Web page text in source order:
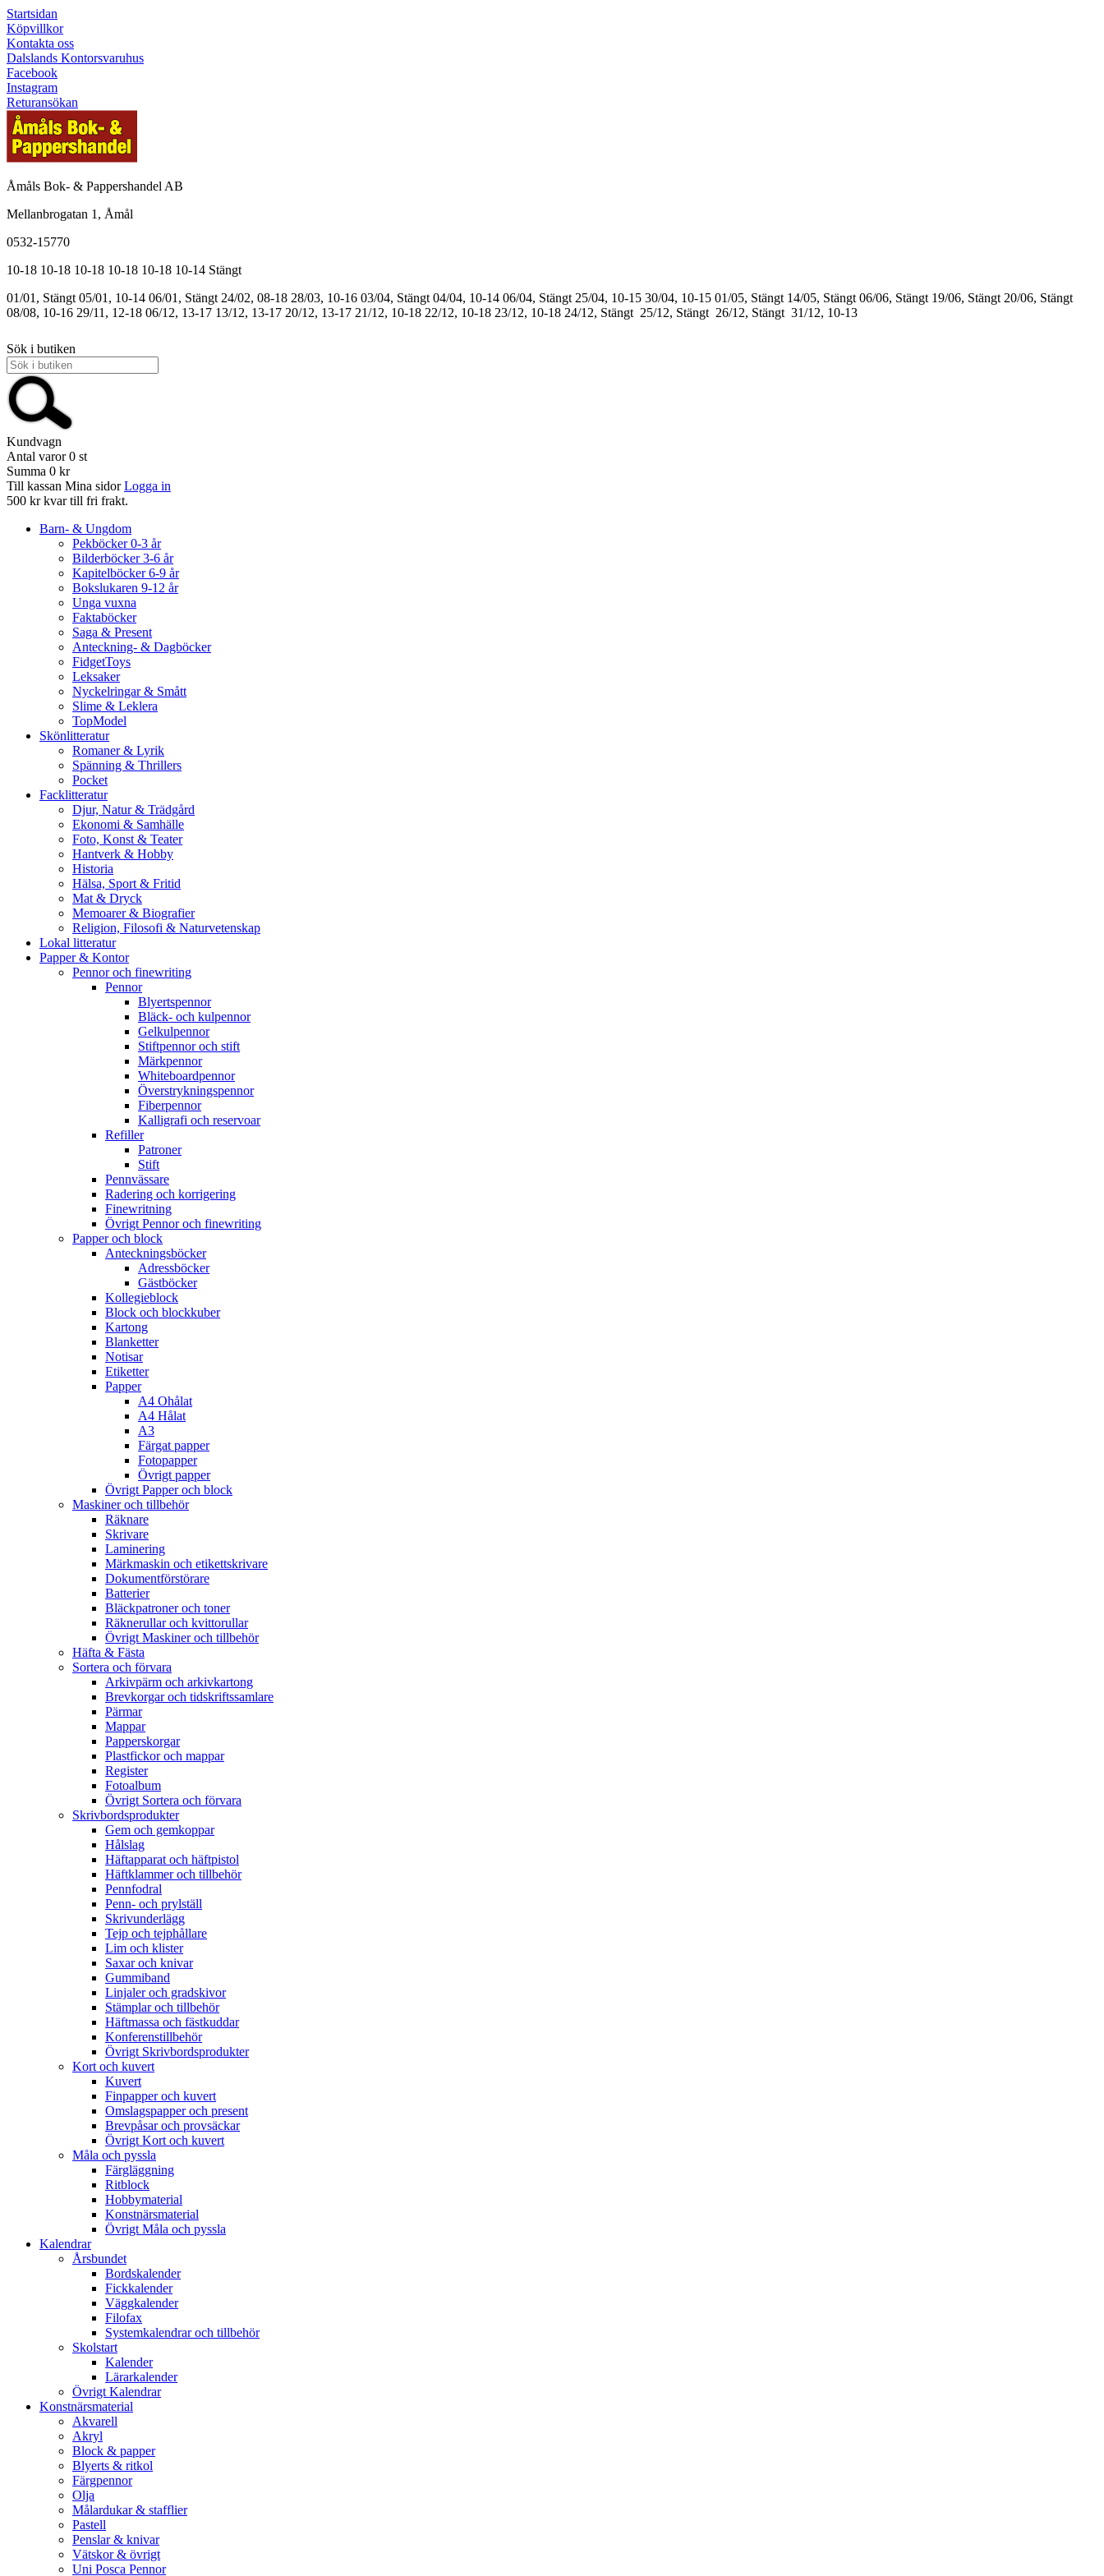
Startsidan
Köpvillkor
Kontakta oss
Dalslands Kontorsvaruhus
Facebook
Instagram
Returansökan
Åmåls Bok- & Pappershandel AB
Mellanbrogatan 1, Åmål
0532-15770
10-18 10-18 10-18 10-18 10-18 10-14 Stängt
01/01, Stängt 05/01, 10-14 06/01, Stängt 24/02, 08-18 28/03, 10-16 03/04, Stängt 04/04, 10-14 06/04, Stängt 25/04, 10-15 30/04, 10-15 01/05, Stängt 14/05, Stängt 06/06, Stängt 19/06, Stängt 20/06, Stängt
08/08, 10-16 29/11, 12-18 06/12, 13-17 13/12, 13-17 20/12, 13-17 21/12, 10-18 22/12, 10-18 23/12, 10-18 24/12, Stängt 25/12, Stängt 26/12, Stängt 31/12, 10-13
Sök i butiken
Kundvagn
Antal varor 0 st
Summa 0 kr
Till kassan Mina sidor Logga in
500 kr kvar till fri frakt.
Barn- & Ungdom
Pekböcker 0-3 år
Bilderböcker 3-6 år
Kapitelböcker 6-9 år
Bokslukaren 9-12 år
Unga vuxna
Faktaböcker
Saga & Present
Anteckning- & Dagböcker
FidgetToys
Leksaker
Nyckelringar & Smått
Slime & Leklera
TopModel
Skönlitteratur
Romaner & Lyrik
Spänning & Thrillers
Pocket
Facklitteratur
Djur, Natur & Trädgård
Ekonomi & Samhälle
Foto, Konst & Teater
Hantverk & Hobby
Historia
Hälsa, Sport & Fritid
Mat & Dryck
Memoarer & Biografier
Religion, Filosofi & Naturvetenskap
Lokal litteratur
Papper & Kontor
Pennor och finewriting
Pennor
Blyertspennor
Bläck- och kulpennor
Gelkulpennor
Stiftpennor och stift
Märkpennor
Whiteboardpennor
Överstrykningspennor
Fiberpennor
Kalligrafi och reservoar
Refiller
Patroner
Stift
Pennvässare
Radering och korrigering
Finewritning
Övrigt Pennor och finewriting
Papper och block
Anteckningsböcker
Adressböcker
Gästböcker
Kollegieblock
Block och blockkuber
Kartong
Blanketter
Notisar
Etiketter
Papper
A4 Ohålat
A4 Hålat
A3
Färgat papper
Fotopapper
Övrigt papper
Övrigt Papper och block
Maskiner och tillbehör
Räknare
Skrivare
Laminering
Märkmaskin och etikettskrivare
Dokumentförstörare
Batterier
Bläckpatroner och toner
Räknerullar och kvittorullar
Övrigt Maskiner och tillbehör
Häfta & Fästa
Sortera och förvara
Arkivpärm och arkivkartong
Brevkorgar och tidskriftssamlare
Pärmar
Mappar
Papperskorgar
Plastfickor och mappar
Register
Fotoalbum
Övrigt Sortera och förvara
Skrivbordsprodukter
Gem och gemkoppar
Hålslag
Häftapparat och häftpistol
Häftklammer och tillbehör
Pennfodral
Penn- och prylställ
Skrivunderlägg
Tejp och tejphållare
Lim och klister
Saxar och knivar
Gummiband
Linjaler och gradskivor
Stämplar och tillbehör
Häftmassa och fästkuddar
Konferenstillbehör
Övrigt Skrivbordsprodukter
Kort och kuvert
Kuvert
Finpapper och kuvert
Omslagspapper och present
Brevpåsar och provsäckar
Övrigt Kort och kuvert
Måla och pyssla
Färgläggning
Ritblock
Hobbymaterial
Konstnärsmaterial
Övrigt Måla och pyssla
Kalendrar
Årsbundet
Bordskalender
Fickkalender
Väggkalender
Filofax
Systemkalendrar och tillbehör
Skolstart
Kalender
Lärarkalender
Övrigt Kalendrar
Konstnärsmaterial
Akvarell
Akryl
Block & papper
Blyerts & ritkol
Färgpennor
Olja
Målardukar & stafflier
Pastell
Penslar & knivar
Vätskor & övrigt
Uni Posca Pennor